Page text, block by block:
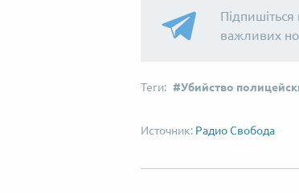
важливих
Убийство
Радио Свобода